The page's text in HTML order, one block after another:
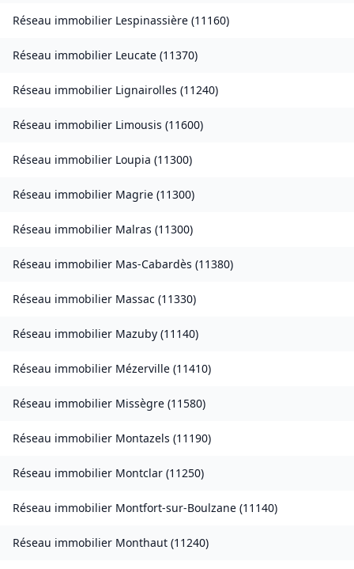
Réseau immobilier Lespinassière (11160)
Réseau immobilier Leucate (11370)
Réseau immobilier Lignairolles (11240)
Réseau immobilier Limousis (11600)
Réseau immobilier Loupia (11300)
Réseau immobilier Magrie (11300)
Réseau immobilier Malras (11300)
Réseau immobilier Mas-Cabardès (11380)
Réseau immobilier Massac (11330)
Réseau immobilier Mazuby (11140)
Réseau immobilier Mézerville (11410)
Réseau immobilier Missègre (11580)
Réseau immobilier Montazels (11190)
Réseau immobilier Montclar (11250)
Réseau immobilier Montfort-sur-Boulzane (11140)
Réseau immobilier Monthaut (11240)